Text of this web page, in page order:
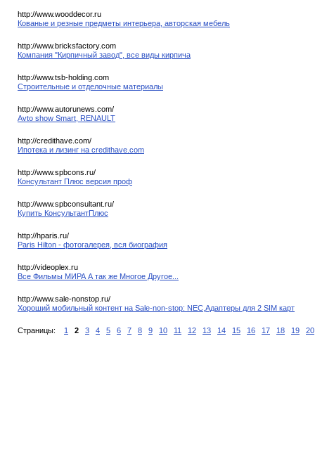
http://www.wooddecor.ru
Кованые и резные предметы интерьера, авторская мебель
http://www.bricksfactory.com
Компания "Кирпичный завод", все виды кирпича
http://www.tsb-holding.com
Строительные и отделочные материалы
http://www.autorunews.com/
Avto show Smart, RENAULT
http://credithave.com/
Ипотека и лизинг на credithave.com
http://www.spbcons.ru/
Консультант Плюс версия проф
http://www.spbconsultant.ru/
Купить КонсультантПлюс
http://hparis.ru/
Paris Hilton - фотогалерея, вся биография
http://videoplex.ru
Все Фильмы МИРА А так же Многое Другое...
http://www.sale-nonstop.ru/
Хороший мобильный контент на Sale-non-stop: NEC,Адаптеры для 2 SIM карт
Страницы: 1 2 3 4 5 6 7 8 9 10 11 12 13 14 15 16 17 18 19 20